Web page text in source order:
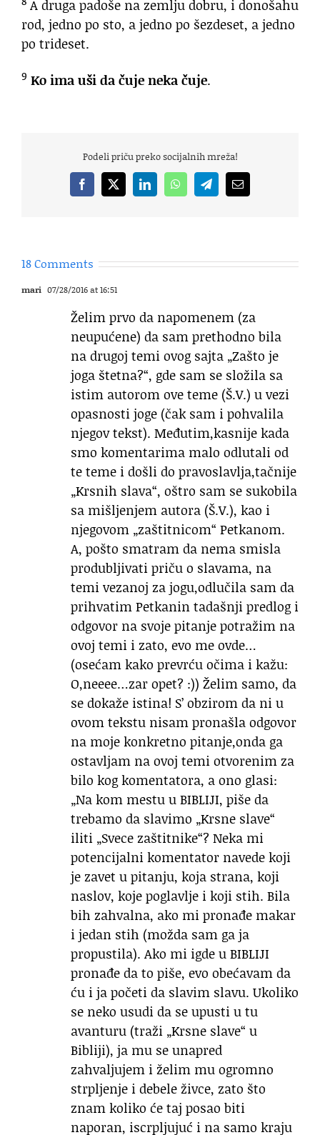
A druga padoše na zemlju dobru, i donošahu
rod, jedno po sto, a jedno po šezdeset, a jedno
po trideset.
9 Ko ima uši da čuje neka čuje.
Podeli priču preko socijalnih mreža!
Facebook
X LinkedInWhatsAppTelegramEmail
18 Comments
mari 07/28/2016 at 16:51
Želim prvo da napomenem (za
neupućene) da sam prethodno bila
na drugoj temi ovog sajta „Zašto je
joga štetna?“, gde sam se složila sa
istim autorom ove teme (Š.V.) u vezi
opasnosti joge (čak sam i pohvalila
njegov tekst). Međutim,kasnije kada
smo komentarima malo odlutali od
te teme i došli do pravoslavlja,tačnije
„Krsnih slava“, oštro sam se sukobila
sa mišljenjem autora (Š.V.), kao i
njegovom „zaštitnicom“ Petkanom.
A, pošto smatram da nema smisla
produbljivati priču o slavama, na
temi vezanoj za jogu,odlučila sam da
prihvatim Petkanin tadašnji predlog i
odgovor na svoje pitanje potražim na
ovoj temi i zato, evo me ovde…
(osećam kako prevrću očima i kažu:
O,neeee…zar opet? :)) Želim samo, da
se dokaže istina! S’ obzirom da ni u
ovom tekstu nisam pronašla odgovor
na moje konkretno pitanje,onda ga
ostavljam na ovoj temi otvorenim za
bilo kog komentatora, a ono glasi:
„Na kom mestu u BIBLIJI, piše da
trebamo da slavimo „Krsne slave“
iliti „Svece zaštitnike“? Neka mi
potencijalni komentator navede koji
je zavet u pitanju, koja strana, koji
naslov, koje poglavlje i koji stih. Bila
bih zahvalna, ako mi pronađe makar
i jedan stih (možda sam ga ja
propustila). Ako mi igde u BIBLIJI
pronađe da to piše, evo obećavam da
ću i ja početi da slavim slavu. Ukoliko
se neko usudi da se upusti u tu
avanturu (traži „Krsne slave“ u
Bibliji), ja mu se unapred
zahvaljujem i želim mu ogromno
strpljenje i debele živce, zato što
znam koliko će taj posao biti
naporan, iscrpljujuć i na samo kraju